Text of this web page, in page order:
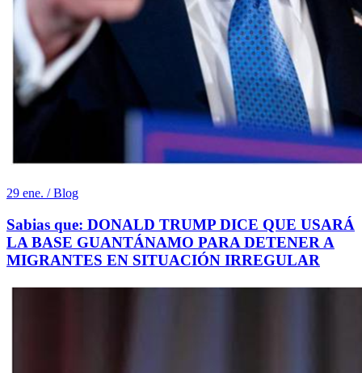
29 ene. / Blog
Sabias que: DONALD TRUMP DICE QUE USARÁ
LA BASE GUANTÁNAMO PARA DETENER A
MIGRANTES EN SITUACIÓN IRREGULAR